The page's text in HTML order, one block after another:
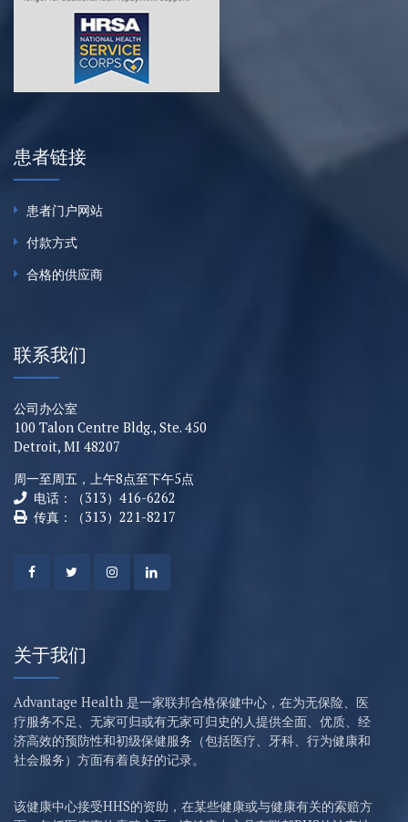
患者链接
患者门户网站
付款方式
合格的供应商
联系我们
公司办公室
100 Talon Centre Bldg., Ste. 450
Detroit, MI 48207
周一至周五，上午8点至下午5点
电话：（313）416-6262
传真：（313）221-8217
关于我们
Advantage Health 是一家联邦合格保健中心，在为无保险、医
疗服务不足、无家可归或有无家可归史的人提供全面、优质、经
济高效的预防性和初级保健服务（包括医疗、牙科、行为健康和
社会服务）方面有着良好的记录。
该健康中心接受HHS的资助，在某些健康或与健康有关的索赔方